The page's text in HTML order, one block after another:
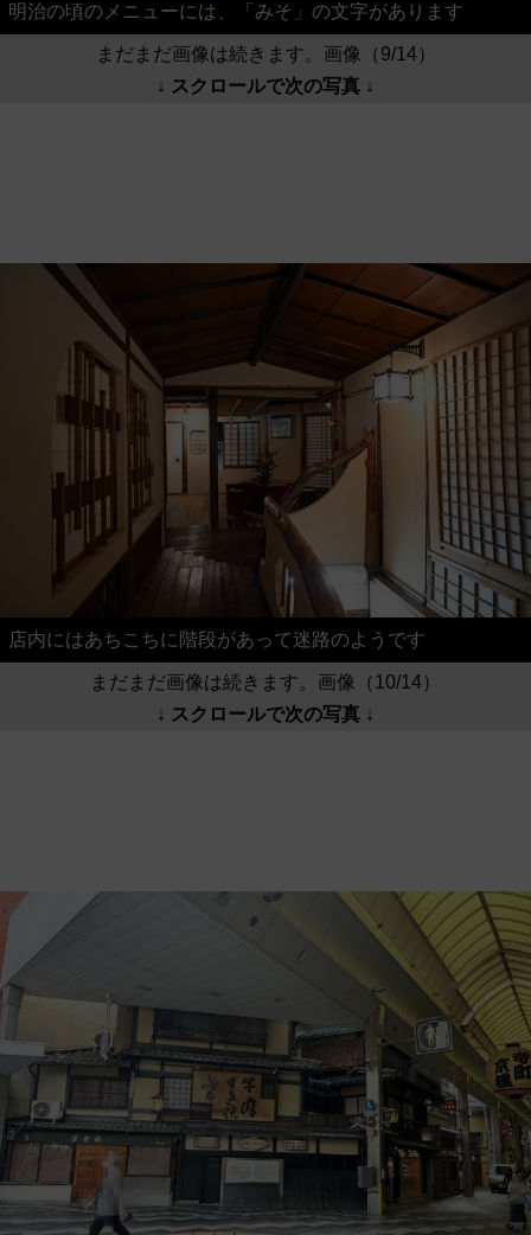
明治の頃のメニューには、「みそ」の文字があります
まだまだ画像は続きます。画像（9/14）
↓ スクロールで次の写真 ↓
店内にはあちこちに階段があって迷路のようです
まだまだ画像は続きます。画像（10/14）
↓ スクロールで次の写真 ↓